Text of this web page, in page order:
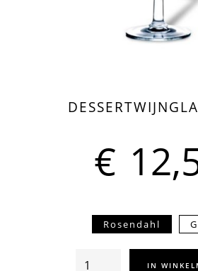
€
Rosendahl
Dessertwijnglas
IN